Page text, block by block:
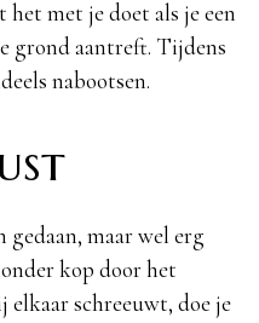
met je doet als je een
grond aantreft. Tijdens
nabootsen.
maar wel erg
kop door het
elkaar schreeuwt, doe je